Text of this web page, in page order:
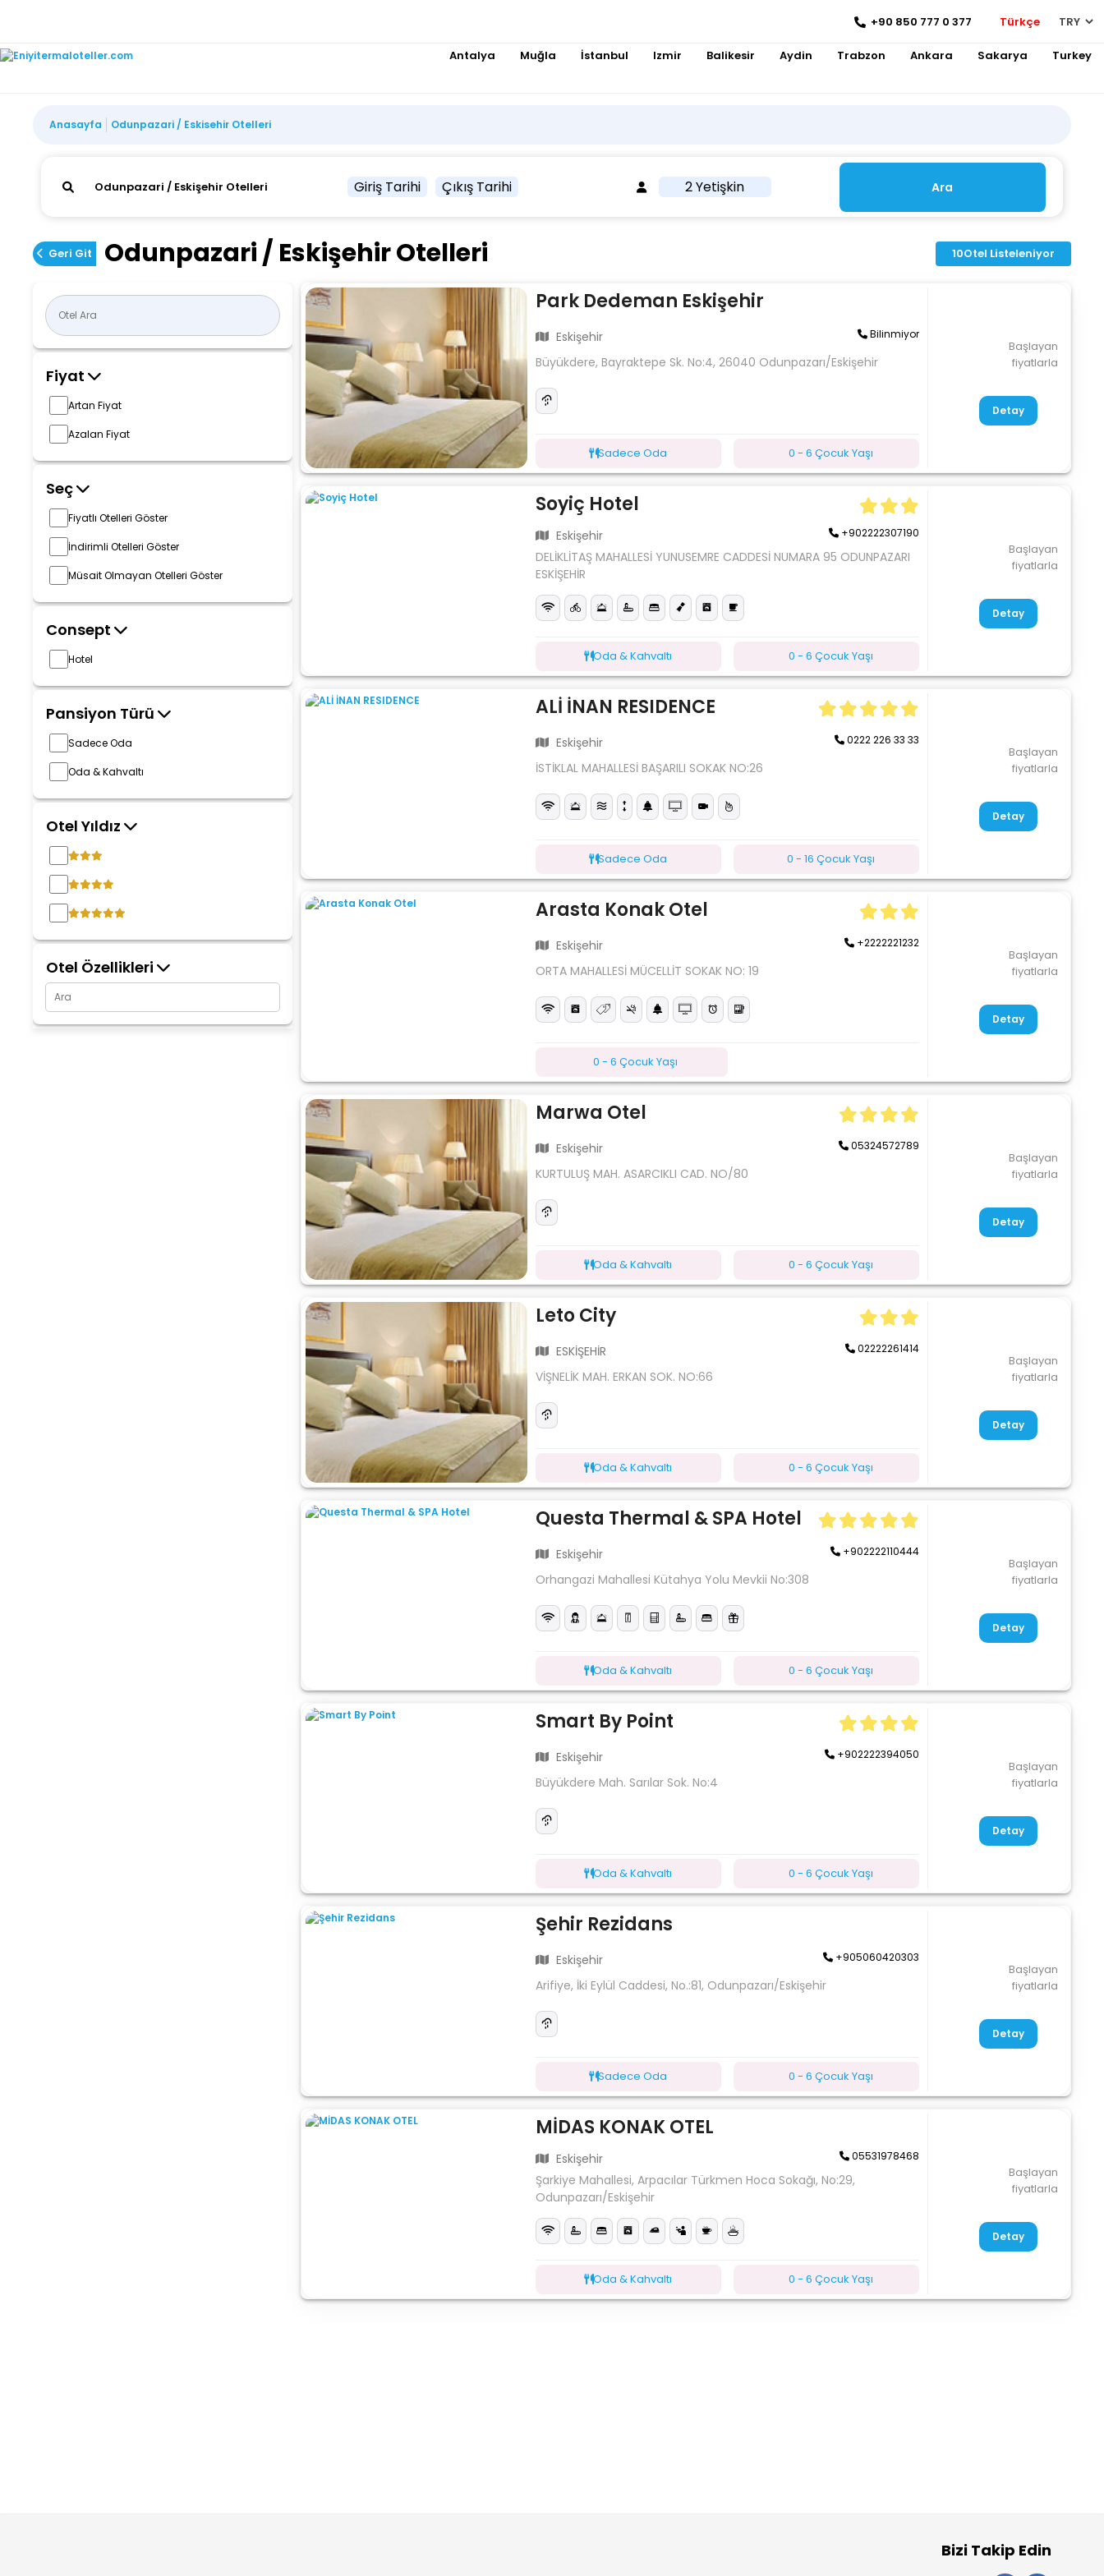
+90 850 777 0 377 Türkçe
Antalya Muğla İstanbul Izmir Balikesir Aydin Trabzon Ankara Sakarya Turkey
Anasayfa Odunpazari / Eskisehir Otelleri
Giriş Tarihi Çıkış Tarihi 2 Yetişkin Ara
Geri Git Odunpazari / Eskişehir Otelleri 10Otel Listeleniyor
Fiyat
Artan Fiyat
Azalan Fiyat
Seç
Fiyatlı Otelleri Göster
İndirimli Otelleri Göster
Müsait Olmayan Otelleri Göster
Consept
Hotel
Pansiyon Türü
Sadece Oda
Oda & Kahvaltı
Otel Yıldız
Otel Özellikleri
Park Dedeman Eskişehir
Eskişehir Bilinmiyor
Büyükdere, Bayraktepe Sk. No:4, 26040 Odunpazarı/Eskişehir
Sadece Oda 0 - 6 Çocuk Yaşı
Başlayan
fiyatlarla
Detay
Soyiç Hotel
Eskişehir +902222307190
DELİKLİTAŞ MAHALLESİ YUNUSEMRE CADDESİ NUMARA 95 ODUNPAZARI
ESKİŞEHİR
Oda & Kahvaltı 0 - 6 Çocuk Yaşı
Başlayan
fiyatlarla
Detay
ALİ İNAN RESIDENCE
Eskişehir 0222 226 33 33
İSTİKLAL MAHALLESİ BAŞARILI SOKAK NO:26
Sadece Oda 0 - 16 Çocuk Yaşı
Başlayan
fiyatlarla
Detay
Arasta Konak Otel
Eskişehir +2222221232
ORTA MAHALLESİ MÜCELLİT SOKAK NO: 19
0 - 6 Çocuk Yaşı
Başlayan
fiyatlarla
Detay
Marwa Otel
Eskişehir 05324572789
KURTULUŞ MAH. ASARCIKLI CAD. NO/80
Oda & Kahvaltı 0 - 6 Çocuk Yaşı
Başlayan
fiyatlarla
Detay
Leto City
ESKİŞEHİR 02222261414
VİŞNELİK MAH. ERKAN SOK. NO:66
Oda & Kahvaltı 0 - 6 Çocuk Yaşı
Başlayan
fiyatlarla
Detay
Questa Thermal & SPA Hotel
Eskişehir +902222110444
Orhangazi Mahallesi Kütahya Yolu Mevkii No:308
Oda & Kahvaltı 0 - 6 Çocuk Yaşı
Başlayan
fiyatlarla
Detay
Smart By Point
Eskişehir +902222394050
Büyükdere Mah. Sarılar Sok. No:4
Oda & Kahvaltı 0 - 6 Çocuk Yaşı
Başlayan
fiyatlarla
Detay
Şehir Rezidans
Eskişehir +905060420303
Arifiye, İki Eylül Caddesi, No.:81, Odunpazarı/Eskişehir
Sadece Oda 0 - 6 Çocuk Yaşı
Başlayan
fiyatlarla
Detay
MİDAS KONAK OTEL
Eskişehir 05531978468
Şarkiye Mahallesi, Arpacılar Türkmen Hoca Sokağı, No:29,
Odunpazarı/Eskişehir
Oda & Kahvaltı 0 - 6 Çocuk Yaşı
Başlayan
fiyatlarla
Detay
Bizi Takip Edin